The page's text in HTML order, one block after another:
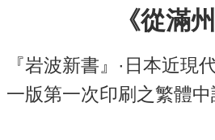
《從滿
『岩波新書』·日本近
一版第一次印刷之繁體